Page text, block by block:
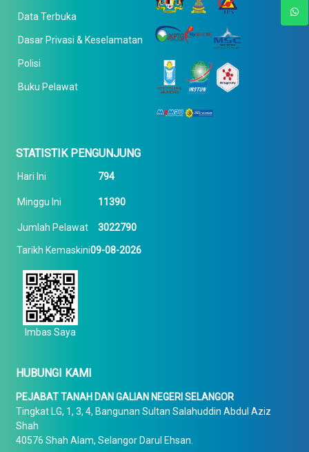
Data Terbuka
Dasar Privasi & Keselamatan
Polisi
Buku Pelawat
STATISTIK PENGUNJUNG
Hari Ini 794
Minggu Ini 11390
Jumlah Pelawat 3022790
Tarikh Kemaskini09-08-2026
Imbas Saya
HUBUNGI KAMI
PEJABAT TANAH DAN GALIAN NEGERI SELANGOR
Tingkat LG, 1, 3, 4, Bangunan Sultan Salahuddin Abdul Aziz
Shah
40576 Shah Alam, Selangor Darul Ehsan.